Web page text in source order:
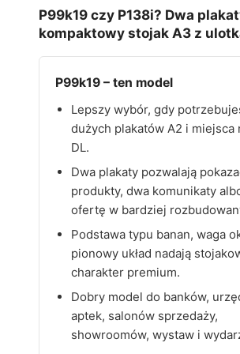
P99k19 czy P138i? Dwa
kompaktowy stojak A3 z
P99k19 – ten model
Lepszy wybór, gdy
dużych plakatów A2 i miejsca
DL.
Dwa plakaty pozwalają
produkty, dwa komunikaty
ofertę w bardziej
Podstawa typu banan, waga
pionowy układ nadają
charakter premium.
Dobry model do banków,
aptek, salonów sprzedaży,
showroomów, wystaw i